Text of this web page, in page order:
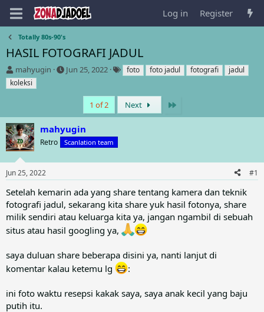
Log in Register
Totally 80s-90's
HASIL FOTOGRAFI JADUL
T
h
r
d
s
t
a
r
t
r
mahyugin
S
a
t
Jun 25, 2022
T
a
foto foto jadul fotografi
jadul
koleksi
1 of 2 Next
mahyugin
Retro Scanlation team
Jun 25, 2022 #1
Setelah kemarin ada yang share tentang kamera dan teknik
fotografi jadul, sekarang kita share yuk hasil fotonya, share
milik sendiri atau keluarga kita ya, jangan ngambil di sebuah
situs atau hasil googling ya,
saya duluan share beberapa disini ya, nanti lanjut di
komentar kalau ketemu lg
:
ini foto waktu resepsi kakak saya, saya anak kecil yang baju
putih itu.